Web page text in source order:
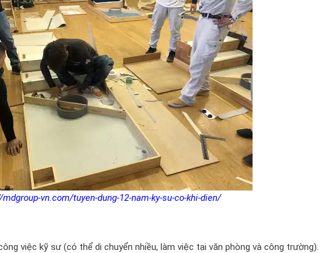
vn.com/tuyen-dung-12-nam-ky-su-co-khi-dien/
việc kỹ sư (có thể di chuyển nhiều, làm việc tại văn phòng và công trường).